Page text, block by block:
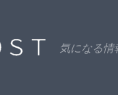
気になる情